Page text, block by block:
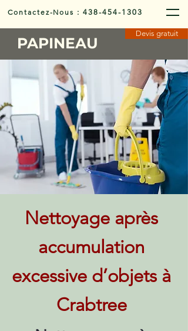
Contactez-Nous :438-454-1303
PAPINEAU
Devis gratuit
Nettoyage après
accumulation
excessive d’objets à
Crabtree